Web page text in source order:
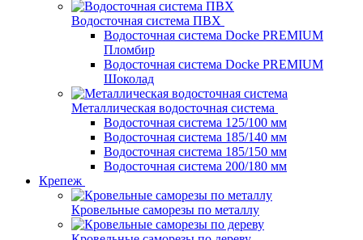
Водосточная система ПВХ
Водосточная система Docke PREMIUM
Пломбир
Водосточная система Docke PREMIUM
Шоколад
Металлическая водосточная система
Водосточная система 125/100 мм
Водосточная система 185/140 мм
Водосточная система 185/150 мм
Водосточная система 200/180 мм
Крепеж
Кровельные саморезы по металлу